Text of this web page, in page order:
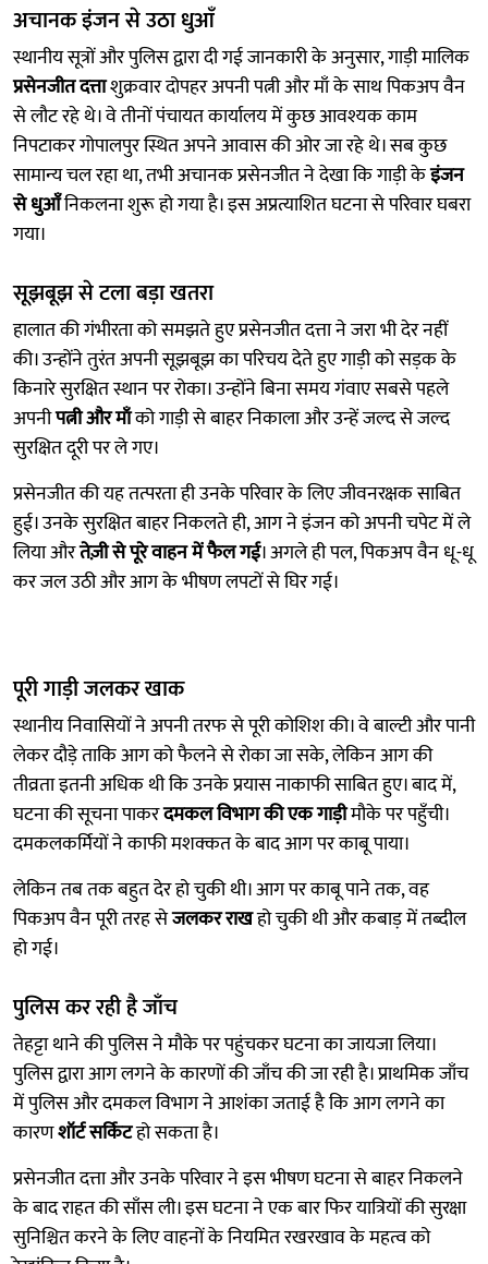
अचानक इंजन से उठा धुआँ
स्थानीय सूत्रों और पुलिस द्वारा दी गई जानकारी के अनुसार, गाड़ी मालिक
प्रसेनजीत दत्ताशुक्रवार दोपहर अपनी पत्नी और माँ के साथ पिकअप वैन
से लौट रहे थे। वे तीनों पंचायत कार्यालय में कुछ आवश्यक काम
निपटाकर गोपालपुर स्थित अपने आवास की ओर जा रहे थे। सब कुछ
सामान्य चल रहा था, तभी अचानक प्रसेनजीत ने देखा कि गाड़ी केइंजन
से धुआँनिकलना शुरू हो गया है। इस अप्रत्याशित घटना से परिवार घबरा
गया।
सूझबूझ से टला बड़ा खतरा
हालात की गंभीरता को समझते हुए प्रसेनजीत दत्ता ने जरा भी देर नहीं
की। उन्होंने तुरंत अपनी सूझबूझ का परिचय देते हुए गाड़ी को सड़क के
किनारे सुरक्षित स्थान पर रोका। उन्होंने बिना समय गंवाए सबसे पहले
अपनीपत्नी और माँको गाड़ी से बाहर निकाला और उन्हें जल्द से जल्द
सुरक्षित दूरी पर ले गए।
प्रसेनजीत की यह तत्परता ही उनके परिवार के लिए जीवनरक्षक साबित
हुई। उनके सुरक्षित बाहर निकलते ही, आग ने इंजन को अपनी चपेट में ले
लिया औरतेज़ी से पूरे वाहन में फैल गई। अगले ही पल, पिकअप वैन धू-धू
कर जल उठी और आग के भीषण लपटों से घिर गई।
पूरी गाड़ी जलकर खाक
स्थानीय निवासियों ने अपनी तरफ से पूरी कोशिश की। वे बाल्टी और पानी
लेकर दौड़े ताकि आग को फैलने से रोका जा सके, लेकिन आग की
तीव्रता इतनी अधिक थी कि उनके प्रयास नाकाफी साबित हुए। बाद में,
घटना की सूचना पाकरदमकल विभाग की एक गाड़ीमौके पर पहुँची।
दमकलकर्मियों ने काफी मशक्कत के बाद आग पर काबू पाया।
लेकिन तब तक बहुत देर हो चुकी थी। आग पर काबू पाने तक, वह
पिकअप वैन पूरी तरह सेजलकर राखहो चुकी थी और कबाड़ में तब्दील
हो गई।
पुलिस कर रही है जाँच
तेहट्टा थाने की पुलिस ने मौके पर पहुंचकर घटना का जायजा लिया।
पुलिस द्वारा आग लगने के कारणों की जाँच की जा रही है। प्राथमिक जाँच
में पुलिस और दमकल विभाग ने आशंका जताई है कि आग लगने का
कारणशॉर्ट सर्किटहो सकता है।
प्रसेनजीत दत्ता और उनके परिवार ने इस भीषण घटना से बाहर निकलने
के बाद राहत की साँस ली। इस घटना ने एक बार फिर यात्रियों की सुरक्षा
सुनिश्चित करने के लिए वाहनों के नियमित रखरखाव के महत्व को